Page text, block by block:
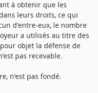
à obtenir que les
leurs droits, ce qui
d'entre-eux, le nombre
a utilisés au titre des
objet la défense de
pas recevable.
n'est pas fondé.